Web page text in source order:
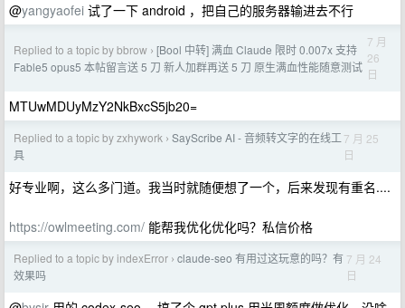
@yangyaofei 试了一下 android ，把自己的服务器输进去不行
Replied to a topic by bbrow › [Bool 中转] 满血 Claude 限时 0.007x 支持
Fable5 opus5 本帖留言送 5 刀 新人加群再送 5 刀 原生满血性能随意测试
7 月
26
日
MTUwMDUyMzY2NkBxcS5jb20=
Replied to a topic by zxhywork › SayScribe AI - 音频转文字的在线工
具
7 月 25
日
好专业啊，这么多门道。我当时就随便想了一个，后来发现有重名....
https://owlmeeting.com/ 能帮我优化优化吗？私信价格
Replied to a topic by indexError › claude-seo 有用过这玩意的吗？有
效果吗
7 月 24
日